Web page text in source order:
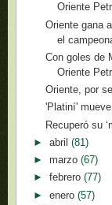
Oriente
Oriente gana
el
Con goles de
Oriente
Oriente, por
'Platiní'
Recuperó su
► abril (81)
► marzo (67)
► febrero (77)
► enero (57)